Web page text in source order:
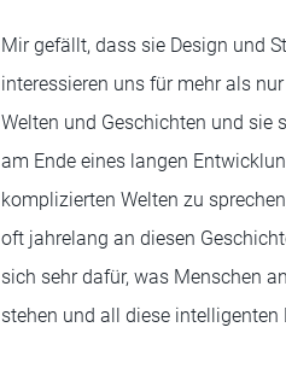
Mir gefällt, dass sie Design und
interessieren uns für mehr als
Welten und Geschichten und sie
am Ende eines langen
komplizierten Welten zu
oft jahrelang an diesen
sich sehr dafür, was Menschen
stehen und all diese intelligenten